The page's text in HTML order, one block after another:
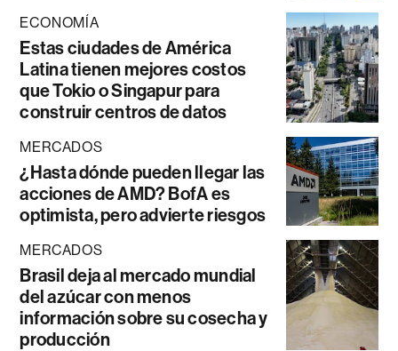
ECONOMÍA
Estas ciudades de América
Latina tienen mejores costos
que Tokio o Singapur para
construir centros de datos
MERCADOS
¿Hasta dónde pueden llegar las
acciones de AMD? BofA es
optimista, pero advierte riesgos
MERCADOS
Brasil deja al mercado mundial
del azúcar con menos
información sobre su cosecha y
producción